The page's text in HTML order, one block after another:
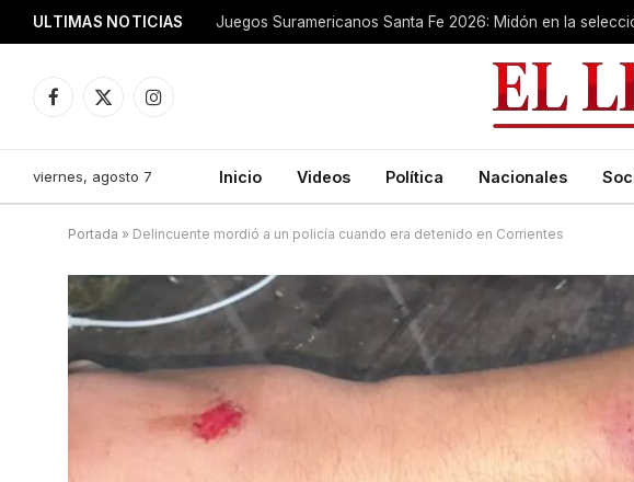
ULTIMAS NOTICIAS Juegos Suramericanos Santa Fe 2026: Midón en la
Facebook
X
Instagram
viernes, agosto 7 Inicio Videos Política Nacionales
Portada » Delincuente mordió a un policía cuando era detenido en Corrientes